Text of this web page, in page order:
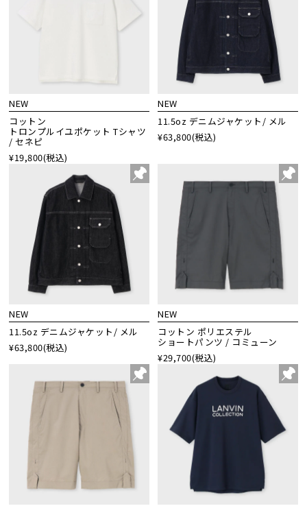
NEW
コットン
トロンプルイユポケット Tシャツ
/ セネピ
¥19,800(税込)
NEW
11.5oz デニムジャケット/ メル
¥63,800(税込)
NEW
11.5oz デニムジャケット/ メル
¥63,800(税込)
NEW
コットン ポリエステル
ショートパンツ / コミューン
¥29,700(税込)